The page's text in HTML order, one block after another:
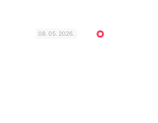
08. 05. 2026.